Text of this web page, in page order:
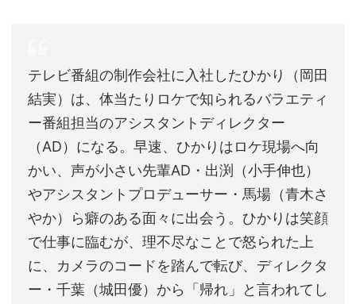
テレビ番組の制作会社に入社したひかり（岡田
結実）は、体当たりロケで知られるバラエティ
ー番組担当のアシスタントディレクター
（AD）になる。早速、ひかりはロケ現場へ向
かい、声が小さい先輩AD・出渕（小手伸也）
やアシスタントプロデューサー・馬場（青木さ
やか）ら癖のある面々に出会う。ひかりは笑顔
で仕事に臨むが、理不尽なことで怒られた上
に、カメラのコードを踏んで転び、ディレクタ
ー・千葉（城田優）から「帰れ」と言われてし